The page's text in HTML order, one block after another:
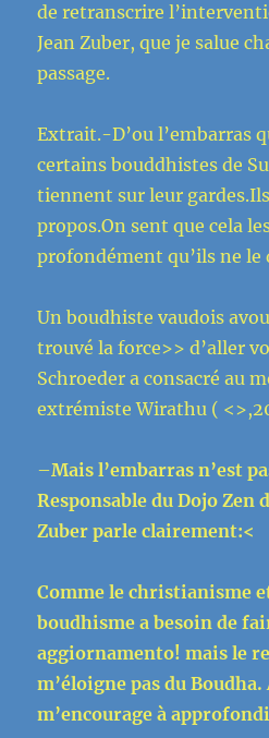
de retranscrire
Jean Zuber, que je salue
passage.
Extrait.-D’ou l’embarras
certains bouddhistes de
tiennent sur leur
propos.On sent que cela
profondément qu’ils ne le
Un boudhiste vaudois
trouvé la force>> d’aller
Schroeder a consacré au
extrémiste Wirathu (
–Mais l’embarras n’est
Responsable du Dojo Zen
Zuber parle clairement:<
Comme le christianisme
boudhisme a besoin de
aggiornamento! mais le
m’éloigne pas du
m’encourage à